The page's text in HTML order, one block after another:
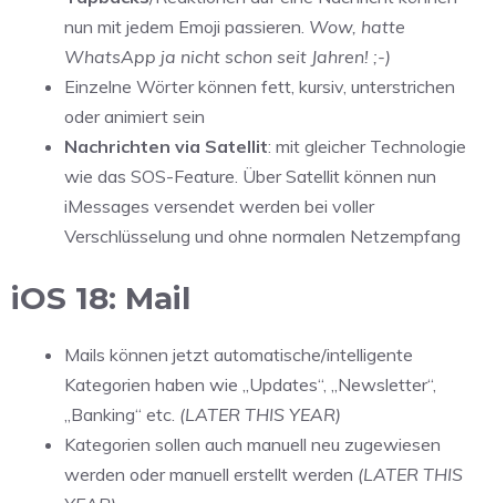
nun mit jedem Emoji passieren. Wow, hatte
WhatsApp ja nicht schon seit Jahren! ;-)
Einzelne Wörter können fett, kursiv, unterstrichen
oder animiert sein
Nachrichten via Satellit: mit gleicher Technologie
wie das SOS-Feature. Über Satellit können nun
iMessages versendet werden bei voller
Verschlüsselung und ohne normalen Netzempfang
iOS 18: Mail
Mails können jetzt automatische/intelligente
Kategorien haben wie „Updates“, „Newsletter“,
„Banking“ etc. (LATER THIS YEAR)
Kategorien sollen auch manuell neu zugewiesen
werden oder manuell erstellt werden (LATER THIS